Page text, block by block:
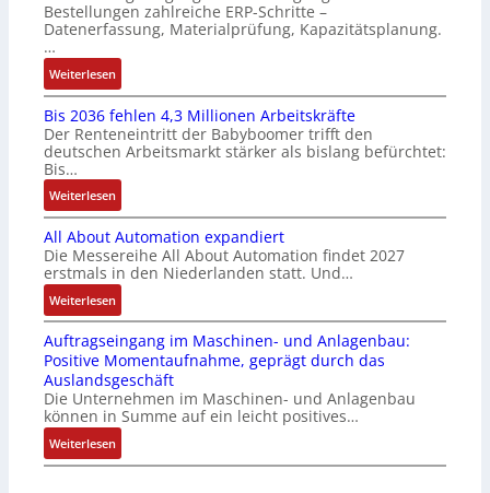
i
F
a
n
u
c
C
-
S
y
t
e
m
e
e
u
n
b
e
ä
t
i
g
R
e
i
f
e
g
a
r
m
u
l
t
i
v
r
i
b
l
e
S
e
u
e
r
u
n
o
s
e
I
n
t
e
g
r
a
t
i
o
n
v
o
n
A
G
V
u
n
d
Bestellungen zahlreiche ERP-Schritte –
Datenerfassung, Materialprüfung, Kapazitätsplanung.
…
Weiterlesen:
K
I
b
r
a
u
c
h
t
S
t
r
u
k
t
u
r
Bis 2036 fehlen 4,3 Millionen Arbeitskräfte
Der Renteneintritt der Babyboomer trifft den
deutschen Arbeitsmarkt stärker als bislang befürchtet:
Bis…
Weiterlesen:
B
i
s
2
0
3
6
f
e
h
l
e
n
All About Automation expandiert
Die Messereihe All About Automation findet 2027
erstmals in den Niederlanden statt. Und…
Weiterlesen:
A
l
l
A
b
o
u
t
Auftragseingang im Maschinen- und Anlagenbau:
Positive Momentaufnahme, geprägt durch das
Auslandsgeschäft
Die Unternehmen im Maschinen- und Anlagenbau
können in Summe auf ein leicht positives…
Weiterlesen:
A